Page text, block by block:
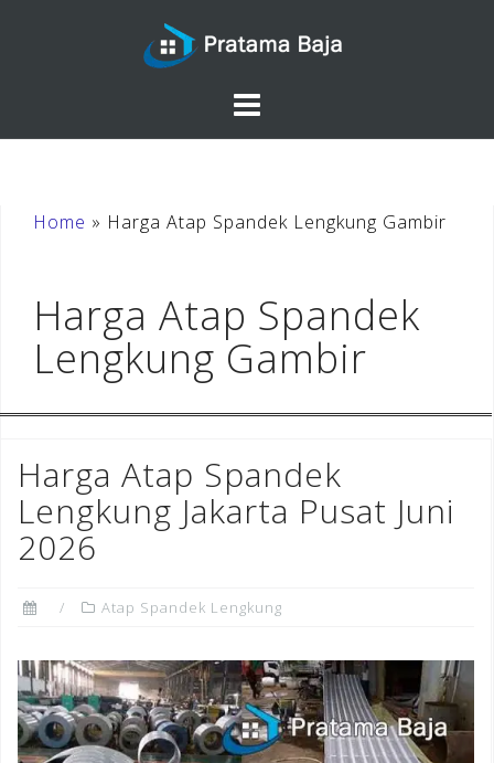
Home » Harga Atap Spandek Lengkung Gambir
Harga Atap Spandek
Lengkung Gambir
Harga Atap Spandek
Lengkung Jakarta Pusat Juni
2026
Atap Spandek Lengkung